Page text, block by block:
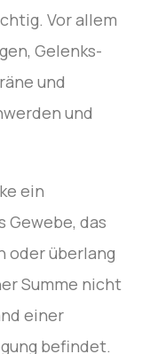
Vor allem
Gelenks-
und
und
ein
das
oder überlang
Summe nicht
einer
befindet.